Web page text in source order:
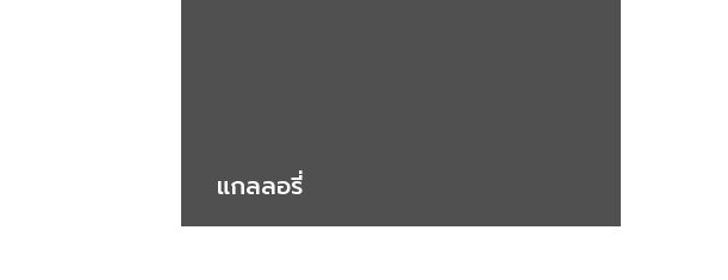
แกลลอรี่